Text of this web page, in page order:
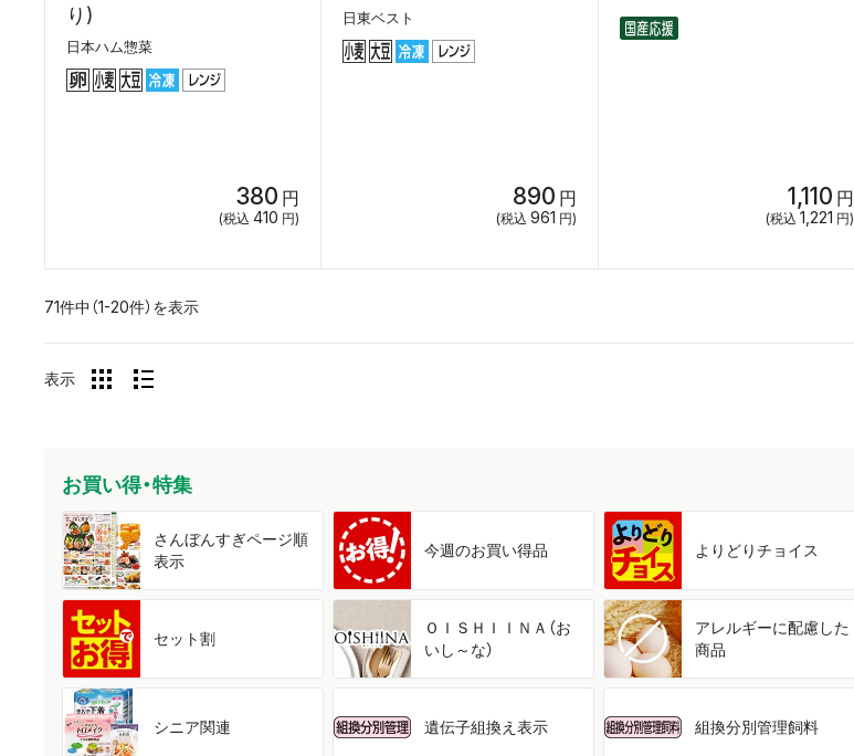
り)
日本ハム惣菜
380 円
(税込 410 円)
日東ベスト
890 円
(税込 961 円)
1,110 円
(税込 1,221 円)
71件中（1-20件）を表示
表示
お買い得・特集
さんぼんすぎページ順
表示
今週のお買い得品 よりどりチョイス
セット割
ＯＩＳＨＩＩＮＡ（お
いし～な）
アレルギーに配慮した
商品
シニア関連 遺伝子組換え表示 組換分別管理飼料